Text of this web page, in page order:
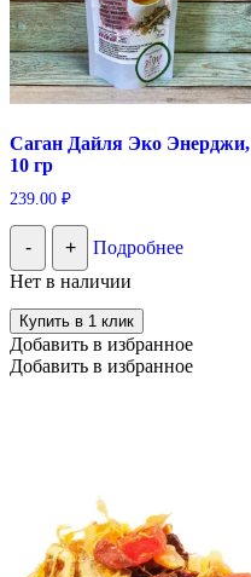
Саган Дайля Эко Энерджи,
10 гр
239.00 ₽
- +
Подробнее
Нет в наличии
Купить в 1 клик
Добавить в избранное
Добавить в избранное